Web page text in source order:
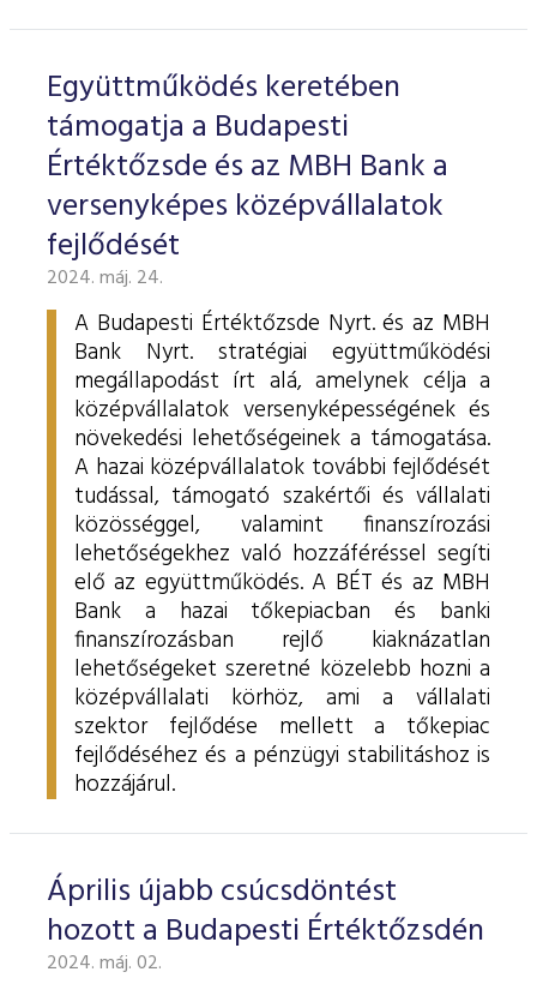
Együttműködés keretében
támogatja a Budapesti
Értéktőzsde és az MBH Bank a
versenyképes középvállalatok
fejlődését
2024. máj. 24.
A Budapesti Értéktőzsde Nyrt. és az MBH
Bank Nyrt. stratégiai együttműködési
megállapodást írt alá, amelynek célja a
középvállalatok versenyképességének és
növekedési lehetőségeinek a támogatása.
A hazai középvállalatok további fejlődését
tudással, támogató szakértői és vállalati
közösséggel, valamint finanszírozási
lehetőségekhez való hozzáféréssel segíti
elő az együttműködés. A BÉT és az MBH
Bank a hazai tőkepiacban és banki
finanszírozásban rejlő kiaknázatlan
lehetőségeket szeretné közelebb hozni a
középvállalati körhöz, ami a vállalati
szektor fejlődése mellett a tőkepiac
fejlődéséhez és a pénzügyi stabilitáshoz is
hozzájárul.
Április újabb csúcsdöntést
hozott a Budapesti Értéktőzsdén
2024. máj. 02.